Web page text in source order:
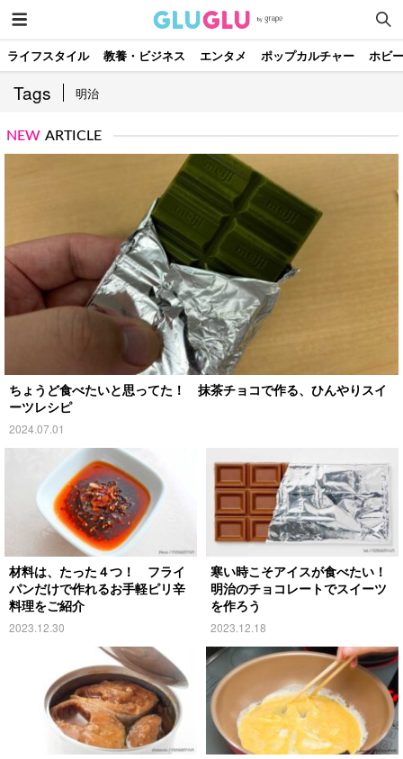
ライフスタイル 教養・ビジネス エンタメ ポップカルチャー ホビー
Tags 明治
NEW ARTICLE
ちょうど食べたいと思ってた！ 抹茶チョコで作る、ひんやりスイ
ーツレシピ
2024.07.01
材料は、たった４つ！ フライ
パンだけで作れるお手軽ピリ辛
料理をご紹介
2023.12.30
寒い時こそアイスが食べたい！
明治のチョコレートでスイーツ
を作ろう
2023.12.18